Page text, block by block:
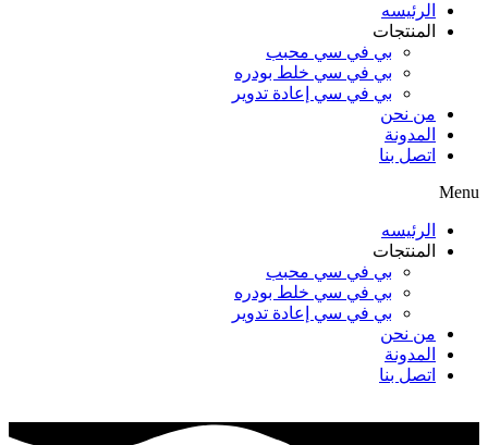
الرئيسه
المنتجات
بي في سي محبب
بي في سي خلط بودره
بي في سي إعادة تدوير
من نحن
المدونة
اتصل بنا
Menu
الرئيسه
المنتجات
بي في سي محبب
بي في سي خلط بودره
بي في سي إعادة تدوير
من نحن
المدونة
اتصل بنا